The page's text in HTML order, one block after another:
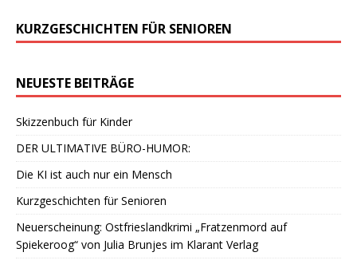
KURZGESCHICHTEN FÜR SENIOREN
NEUESTE BEITRÄGE
Skizzenbuch für Kinder
DER ULTIMATIVE BÜRO-HUMOR:
Die KI ist auch nur ein Mensch
Kurzgeschichten für Senioren
Neuerscheinung: Ostfrieslandkrimi „Fratzenmord auf
Spiekeroog“ von Julia Brunjes im Klarant Verlag